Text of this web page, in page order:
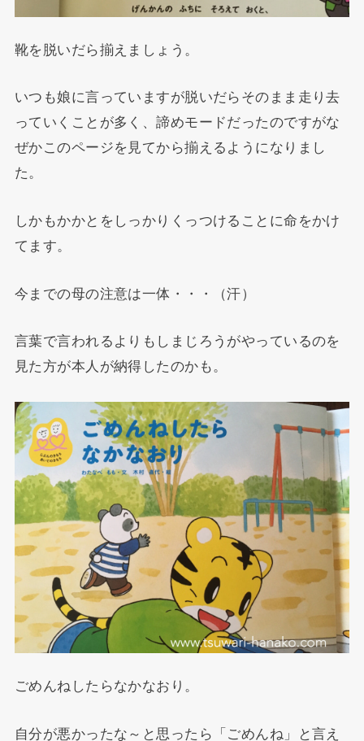
靴を脱いだら揃えましょう。
いつも娘に言っていますが脱いだらそのまま走り去
っていくことが多く、諦めモードだったのですがな
ぜかこのページを見てから揃えるようになりまし
た。
しかもかかとをしっかりくっつけることに命をかけ
てます。
今までの母の注意は一体・・・（汗）
言葉で言われるよりもしまじろうがやっているのを
見た方が本人が納得したのかも。
ごめんねしたらなかなおり。
自分が悪かったな～と思ったら「ごめんね」と言え